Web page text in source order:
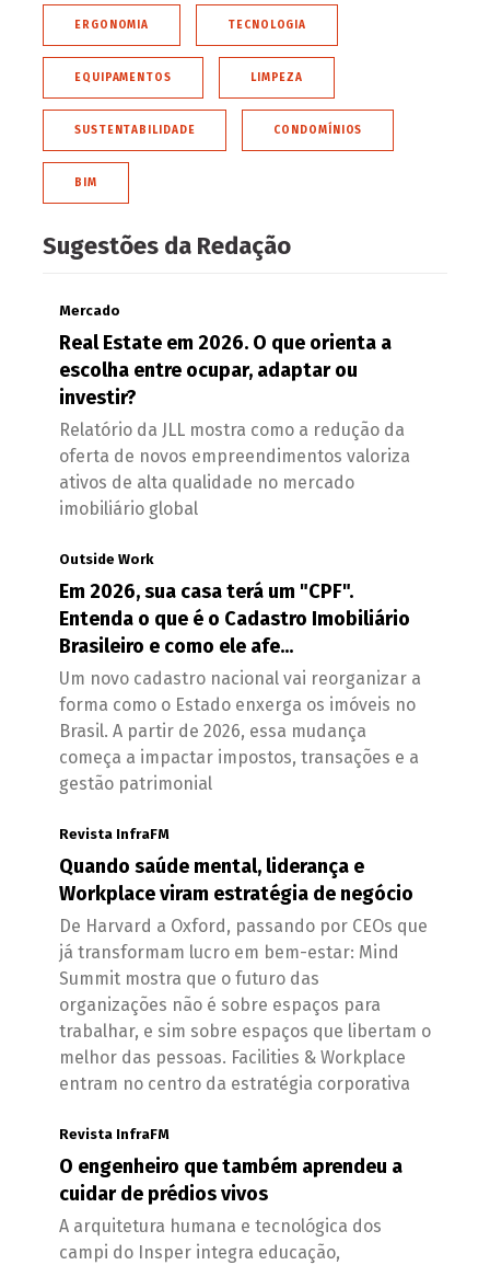
ERGONOMIA TECNOLOGIA
EQUIPAMENTOS LIMPEZA
SUSTENTABILIDADE CONDOMÍNIOS
BIM
Sugestões da Redação
Mercado
Real Estate em 2026. O que orienta a
escolha entre ocupar, adaptar ou
investir?
Relatório da JLL mostra como a redução da
oferta de novos empreendimentos valoriza
ativos de alta qualidade no mercado
imobiliário global
Outside Work
Em 2026, sua casa terá um "CPF".
Entenda o que é o Cadastro Imobiliário
Brasileiro e como ele afe...
Um novo cadastro nacional vai reorganizar a
forma como o Estado enxerga os imóveis no
Brasil. A partir de 2026, essa mudança
começa a impactar impostos, transações e a
gestão patrimonial
Revista InfraFM
Quando saúde mental, liderança e
Workplace viram estratégia de negócio
De Harvard a Oxford, passando por CEOs que
já transformam lucro em bem-estar: Mind
Summit mostra que o futuro das
organizações não é sobre espaços para
trabalhar, e sim sobre espaços que libertam o
melhor das pessoas. Facilities & Workplace
entram no centro da estratégia corporativa
Revista InfraFM
O engenheiro que também aprendeu a
cuidar de prédios vivos
A arquitetura humana e tecnológica dos
campi do Insper integra educação,